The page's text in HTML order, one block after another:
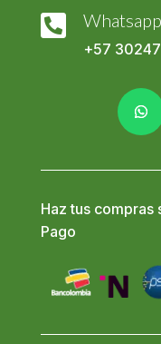
 Whatsapp
+57
Haz tus compras
Pago